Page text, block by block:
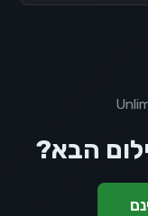
הבא?